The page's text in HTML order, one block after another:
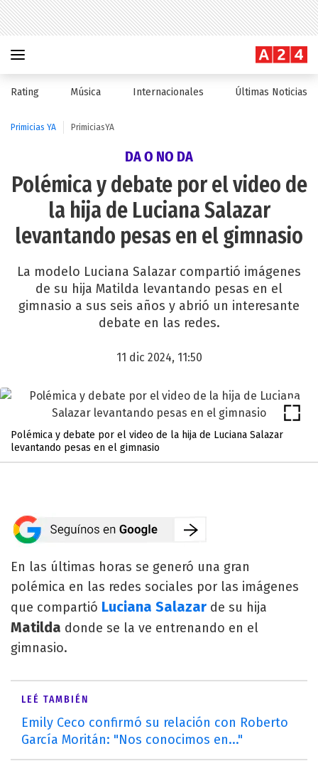
Rating Música Internacionales Últimas Noticias
Primicias YA PrimiciasYA
DA O NO DA
Polémica y debate por el video de
la hija de Luciana Salazar
levantando pesas en el gimnasio
La modelo Luciana Salazar compartió imágenes
de su hija Matilda levantando pesas en el
gimnasio a sus seis años y abrió un interesante
debate en las redes.
11 dic 2024, 11:50
Polémica y debate por el video de la hija de Luciana Salazar
levantando pesas en el gimnasio
En las últimas horas se generó una gran
polémica en las redes sociales por las imágenes
que compartió Luciana Salazar de su hija
Matilda donde se la ve entrenando en el
gimnasio.
LEÉ TAMBIÉN
Emily Ceco confirmó su relación con Roberto
García Moritán: "Nos conocimos en..."